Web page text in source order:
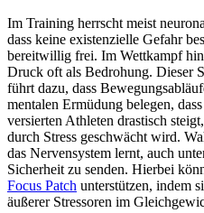
Im Training herrscht meist
dass keine existenzielle Gefahr
bereitwillig frei. Im Wettkampf
Druck oft als Bedrohung. Dieser
führt dazu, dass
mentalen Ermüdung belegen,
versierten Athleten drastisch
durch Stress geschwächt wird.
das Nervensystem lernt, auch
Sicherheit zu senden. Hierbei
Focus Patch unterstützen, indem
äußerer Stressoren im